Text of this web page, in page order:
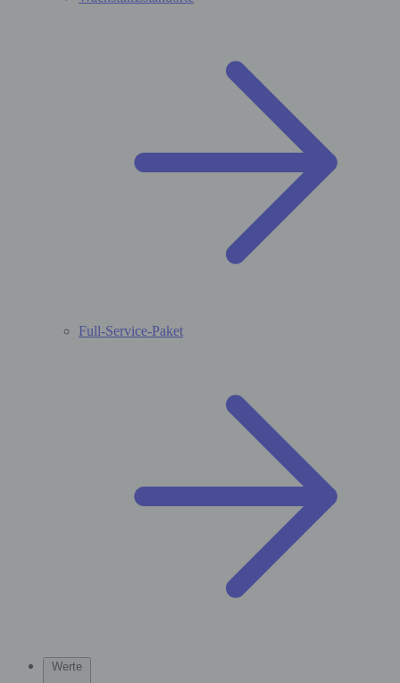
Full-Service-Paket
Werte